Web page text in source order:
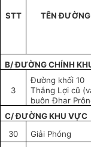
STT TÊN ĐƯỜNG
B/ ĐƯỜNG CHÍNH
3
Đường khối 10
Thắng Lợi cũ
buôn Đhar
C/ ĐƯỜNG KHU VỰC
30
Giải Phóng